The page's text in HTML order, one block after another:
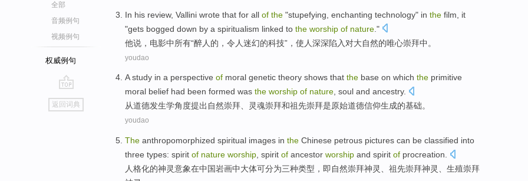
全部
音频例句
视频例句
权威例句
go
top
返回词典
In his review, Vallini wrote that for all of the "stupefying enchanting technology" in the film , it
"gets bogged down by a spiritualism linked to the worship of nature ."
他说， 电影中所有“醉人 的 ， 令人迷幻的科技”，使人深深陷入 对大自然的唯心崇拜中。
youdao
A study in a perspective of moral genetic theory shows that the base on which the primitive
moral belief had been formed was the worship of nature, soul and ancestry.
从道德发生学角度提出 自然崇拜、 灵魂崇拜和祖先崇拜是原始道德信仰生成的基础。
youdao
The anthropomorphized spiritual images in the Chinese petrous pictures can be classified into
three types: spirit of nature worship , spirit of ancestor worship and spirit of procreation.
人格化的神灵意象在中国岩画中大体可分为三种类型 ，即自然崇拜神灵 祖先崇拜神灵、生殖崇拜